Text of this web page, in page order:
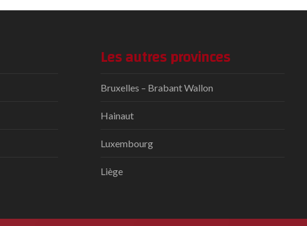
Les autres provinces
Bruxelles – Brabant Wallon
Hainaut
Luxembourg
Liège